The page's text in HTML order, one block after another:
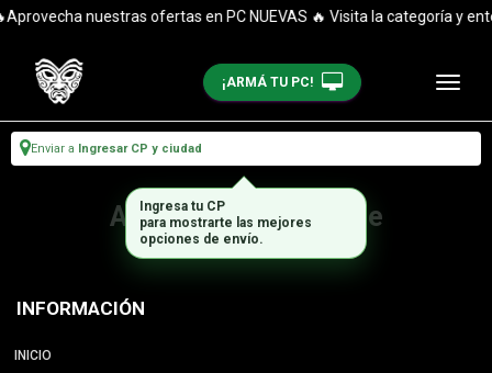
nuestras ofertas en PC NUEVAS 🔥 Visita la categoría y
¡ARMÁ TU PC!
Enviar a Ingresar CP y ciudad
Artículo no disponible
INFORMACIÓN
INICIO
Ingresa tu CP
para mostrarte las mejores
opciones de envío.